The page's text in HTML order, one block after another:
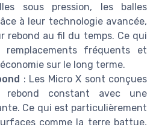
sous pression, les balles
à leur technologie avancée,
rebond au fil du temps. Ce qui
fréquents et
sur le long terme.
: Les Micro X sont conçues
rebond constant avec une
Ce qui est particulièrement
comme la terre battue,